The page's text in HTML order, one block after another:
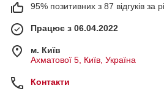
95% позитивних з 87 відгуків за
Працює з 06.04.2022
м. Київ
Ахматової 5, Київ, Україна
Контакти